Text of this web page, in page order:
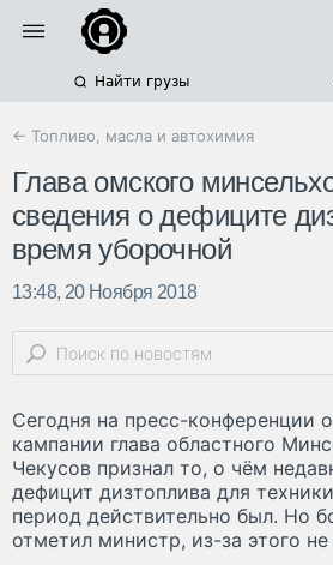
Найти грузы
← Топливо, масла и автохимия
Глава омского
сведения о дефиците
время уборочной
13:48, 20 Ноября 2018
Сегодня на пресс-конференции
кампании глава областного
Чекусов признал то, о чём
дефицит дизтоплива для
период действительно был. Но
отметил министр, из-за этого не